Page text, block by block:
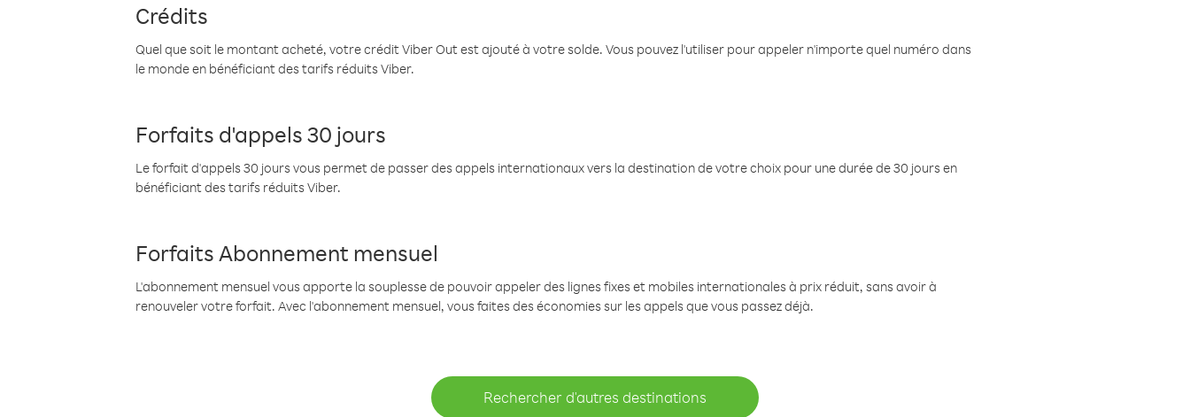
Crédits
Quel que soit le montant acheté, votre crédit Viber Out est ajouté à votre solde. Vous pouvez l'utiliser pour appeler n'importe quel numéro dans
le monde en bénéficiant des tarifs réduits Viber.
Forfaits d'appels 30 jours
Le forfait d'appels 30 jours vous permet de passer des appels internationaux vers la destination de votre choix pour une durée de 30 jours en
bénéficiant des tarifs réduits Viber.
Forfaits Abonnement mensuel
L'abonnement mensuel vous apporte la souplesse de pouvoir appeler des lignes fixes et mobiles internationales à prix réduit, sans avoir à
renouveler votre forfait. Avec l'abonnement mensuel, vous faites des économies sur les appels que vous passez déjà.
Rechercher d'autres destinations